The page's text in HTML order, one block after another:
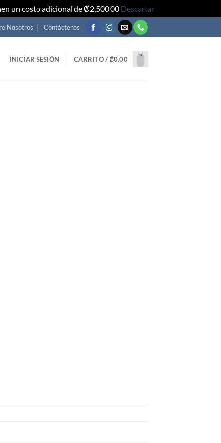
un costo adicional de ₡2,500.00 Descartar
Nosotros Contáctenos
INICIAR SESIÓN CARRITO / ₡0.00